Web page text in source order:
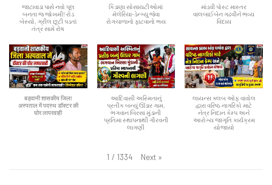
જાટાવાડા પાસે નવો પૂલ
બનતા જ જોખમી! રોડ
બેસ્યો, ગ્રીલ છૂટી પડતાં
તંત્ર સામે રોષ
કિડાણા સોસાયટીઓમાં
મેલેરિયા-ડેન્ગ્યુ જેવા
રોગચાળાનો ફાટવાનો ભય
માંડવી પોસ્ટ માસ્તર
વાલબાઈબેન ગઢવીને ભવ્ય
વિદાય
बड़वानी शासकीय जिला
अस्पताल में पदस्थ डॉक्टर की
घोर लापरवाही
આદિવાસી અસ્મિતાનું
પ્રતીક બન્યું ઊંડાર ગામ,
ભગવાન બિરસા મુંડાની
પ્રતિમા સ્થાપનાથી ગૌરવની
લાગણી
લાયન્સ ક્લબ ઓફ વાવોલ
દ્વારા વરિષ્ઠ નાગરિકો માટે
નેત્ર નિદાન કેમ્પ અને
આરોગ્ય જાગૃતિ કાર્યક્રમ
યોજાયો
1 / 1334 Next »